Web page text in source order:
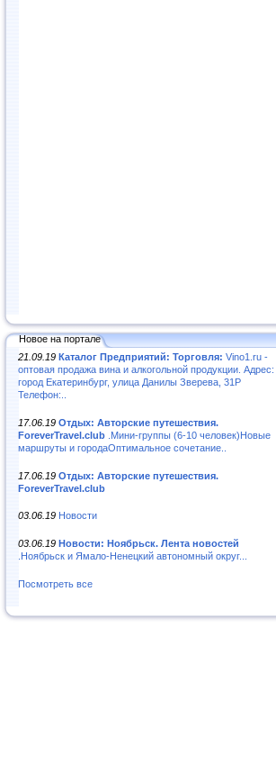
Новое на портале
21.09.19 Каталог Предприятий: Торговля: Vino1.ru -
оптовая продажа вина и алкогольной продукции. Адрес:
город Екатеринбург, улица Данилы Зверева, 31Р
Телефон:..
17.06.19 Отдых: Авторские путешествия.
ForeverTravel.club .Мини-группы (6-10 человек)Новые
маршруты и городаОптимальное сочетание..
17.06.19 Отдых: Авторские путешествия.
ForeverTravel.club
03.06.19 Новости
03.06.19 Новости: Ноябрьск. Лента новостей
.Ноябрьск и Ямало-Ненецкий автономный округ...
Посмотреть все